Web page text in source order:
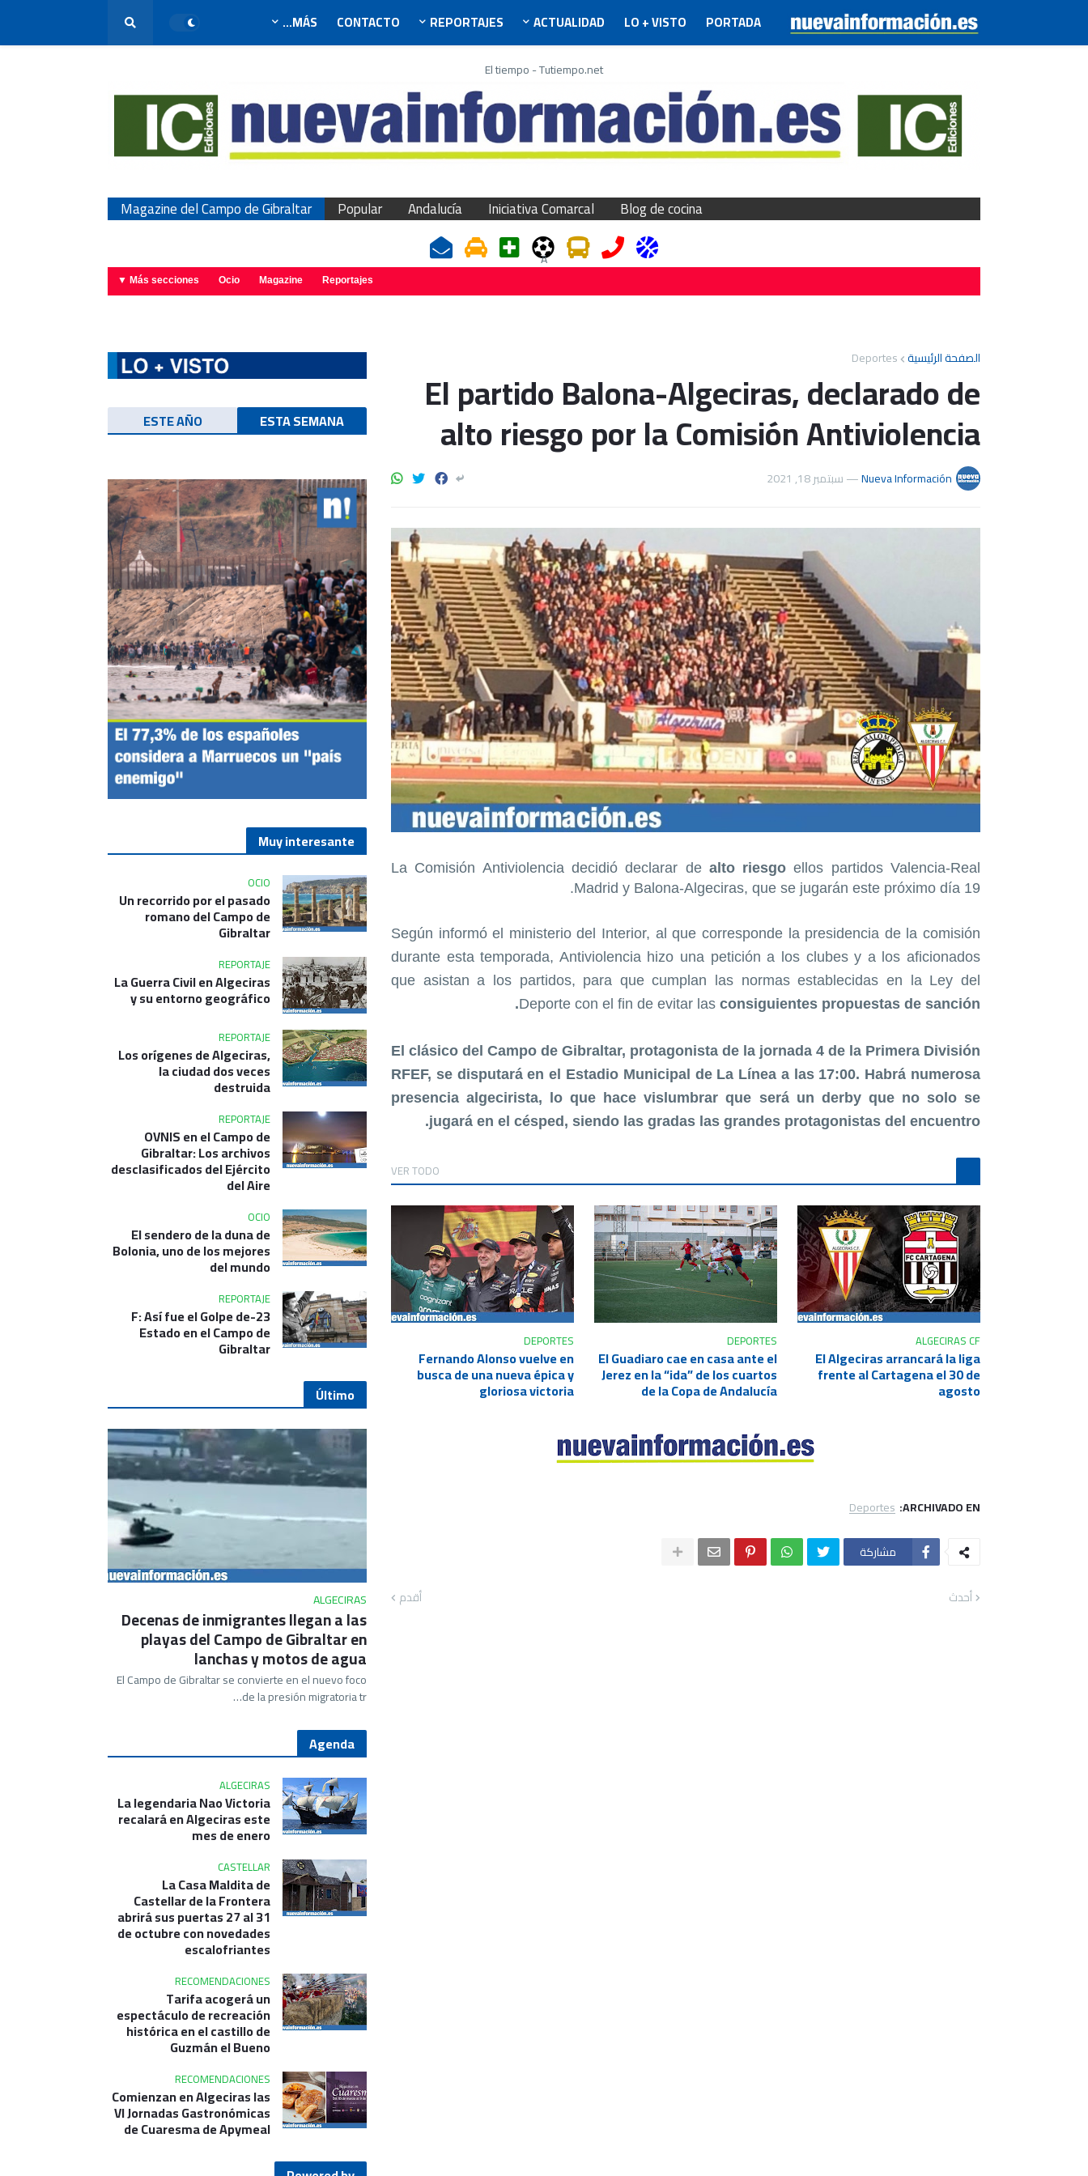
PORTADA
LO + VISTO
ACTUALIDAD
REPORTAJES
CONTACTO
MÁS...
El tiempo - Tutiempo.net
Magazine del Campo de Gibraltar Popular Andalucía Iniciativa Comarcal Blog de cocina
A
Más secciones ▼ Ocio Magazine Reportajes
الصفحة الرئيسية Deportes
El partido Balona-Algeciras, declarado de
alto riesgo por la Comisión Antiviolencia
Nueva Información
—سبتمبر 18, 2021
La Comisión Antiviolencia decidió declarar dealto riesgoellos partidos Valencia-Real
Madrid y Balona-Algeciras, que se jugarán este próximo día 19.
Según informó el ministerio del Interior, al que corresponde la presidencia de la comisión
durante esta temporada, Antiviolencia hizo una petición a los clubes y a los aficionados
que asistan a los partidos, para que cumplan las normas establecidas en la Ley del
Deporte con el fin de evitar las consiguientes propuestas de sanción.
El clásico del Campo de Gibraltar, protagonista de la jornada 4 de la Primera División
RFEF, se disputará en el Estadio Municipal de La Línea a las 17:00. Habrá numerosa
presencia algecirista, lo que hace vislumbrar que será un derby que no solo se
jugará en el césped, siendo las gradas las grandes protagonistas del encuentro.
VER TODO
ALGECIRAS CF
El Algeciras arrancará la liga
frente al Cartagena el 30 de
agosto
DEPORTES
El Guadiaro cae en casa ante el
Jerez en la “ida” de los cuartos
de la Copa de Andalucía
DEPORTES
Fernando Alonso vuelve en
busca de una nueva épica y
gloriosa victoria
ARCHIVADO EN:
Deportes
مشاركة
أحدث أقدم
ESTA SEMANA
ESTE AÑO
Muy interesante
OCIO
Un recorrido por el pasado
romano del Campo de
Gibraltar
REPORTAJE
La Guerra Civil en Algeciras
y su entorno geográfico
REPORTAJE
Los orígenes de Algeciras,
la ciudad dos veces
destruida
REPORTAJE
OVNIS en el Campo de
Gibraltar: Los archivos
desclasificados del Ejército
del Aire
OCIO
El sendero de la duna de
Bolonia, uno de los mejores
del mundo
REPORTAJE
23-F: Así fue el Golpe de
Estado en el Campo de
Gibraltar
Último
ALGECIRAS
Decenas de inmigrantes llegan a las
playas del Campo de Gibraltar en
lanchas y motos de agua
El Campo de Gibraltar se convierte en el nuevo foco
de la presión migratoria tr…
Agenda
ALGECIRAS
La legendaria Nao Victoria
recalará en Algeciras este
mes de enero
CASTELLAR
La Casa Maldita de
Castellar de la Frontera
abrirá sus puertas 27 al 31
de octubre con novedades
escalofriantes
RECOMENDACIONES
Tarifa acogerá un
espectáculo de recreación
histórica en el castillo de
Guzmán el Bueno
RECOMENDACIONES
Comienzan en Algeciras las
VI Jornadas Gastronómicas
de Cuaresma de Apymeal